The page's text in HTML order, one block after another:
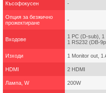
Късофокусен -
Опция за безжично
прожектиране
-
Входове
1 PC (D-sub), 1
1 RS232 (DB-
Изходи 1 Monitor out, 1
HDMI 2 HDMI
Лампа, W 200W